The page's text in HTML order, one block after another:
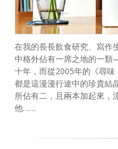
在我的長長飲食研究、寫作
中格外佔有一席之地的一
十年，而從2005年的《尋味
都是這漫漫行途中的珍貴結
所佔有二，且兩本加起來，
他……